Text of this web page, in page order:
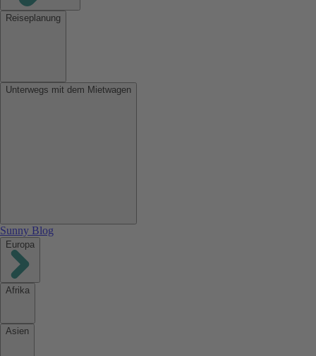
Reiseplanung
Unterwegs mit dem Mietwagen
Sunny Blog
Europa
Afrika
Asien